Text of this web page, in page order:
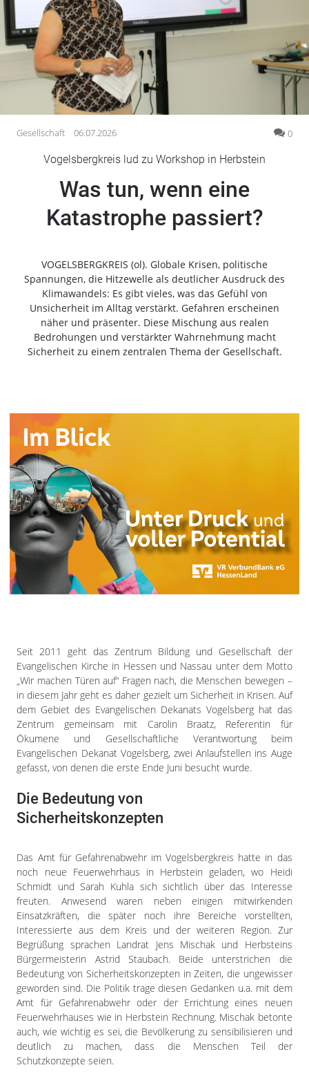
Gesundheit
Kultur
Lifestyle
Wirtschaft
Vogelsberg
Alsfeld
Romrod
Homberg
Ohm
Schlitz
Antrifttal
Feldatal
Freiensteinau
Gemünden
Grebenau
Kirtorf
Lautertal
Mücke
Schwalmtal
Ulrichstein
Wartenberg
Schwalm
Fulda
Gießen
Datenschutzerklärung
Gesellschaft 06.07.2026 0
Vogelsbergkreis lud zu Workshop in Herbstein
Was tun, wenn eine
Katastrophe passiert?
VOGELSBERGKREIS (ol). Globale Krisen, politische
Spannungen, die Hitzewelle als deutlicher Ausdruck des
Klimawandels: Es gibt vieles, was das Gefühl von
Unsicherheit im Alltag verstärkt. Gefahren erscheinen
näher und präsenter. Diese Mischung aus realen
Bedrohungen und verstärkter Wahrnehmung macht
Sicherheit zu einem zentralen Thema der Gesellschaft.
Seit 2011 geht das Zentrum Bildung und Gesellschaft der
Evangelischen Kirche in Hessen und Nassau unter dem Motto
„Wir machen Türen auf“ Fragen nach, die Menschen bewegen –
in diesem Jahr geht es daher gezielt um Sicherheit in Krisen. Auf
dem Gebiet des Evangelischen Dekanats Vogelsberg hat das
Zentrum gemeinsam mit Carolin Braatz, Referentin für
Ökumene und Gesellschaftliche Verantwortung beim
Evangelischen Dekanat Vogelsberg, zwei Anlaufstellen ins Auge
gefasst, von denen die erste Ende Juni besucht wurde.
Die Bedeutung von
Sicherheitskonzepten
Das Amt für Gefahrenabwehr im Vogelsbergkreis hatte in das
noch neue Feuerwehrhaus in Herbstein geladen, wo Heidi
Schmidt und Sarah Kuhla sich sichtlich über das Interesse
freuten. Anwesend waren neben einigen mitwirkenden
Einsatzkräften, die später noch ihre Bereiche vorstellten,
Interessierte aus dem Kreis und der weiteren Region. Zur
Begrüßung sprachen Landrat Jens Mischak und Herbsteins
Bürgermeisterin Astrid Staubach. Beide unterstrichen die
Bedeutung von Sicherheitskonzepten in Zeiten, die ungewisser
geworden sind. Die Politik trage diesen Gedanken u.a. mit dem
Amt für Gefahrenabwehr oder der Errichtung eines neuen
Feuerwehrhauses wie in Herbstein Rechnung. Mischak betonte
auch, wie wichtig es sei, die Bevölkerung zu sensibilisieren und
deutlich zu machen, dass die Menschen Teil der
Schutzkonzepte seien.